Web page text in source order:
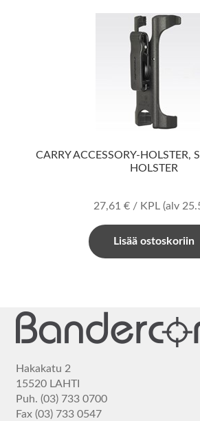
CARRY ACCESSORY-HOLSTER,
HOLSTER
27,61 €/ KPL (alv
Lisää ostoskoriin
Hakakatu 2
15520 LAHTI
Puh. (03) 733 0700
Fax (03) 733 0547